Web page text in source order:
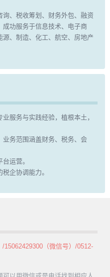
、税收筹划、财务外包、融资
成功服务于信息技术、电子商
、制造、化工、航空、房地产
服务与实践经验，植根本土，
务范围涵盖财务、税务、会
运营。
企协调能力。
/15062429300（微信号）/0512-